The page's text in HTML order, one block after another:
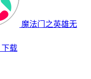
魔法门之英雄无
下载